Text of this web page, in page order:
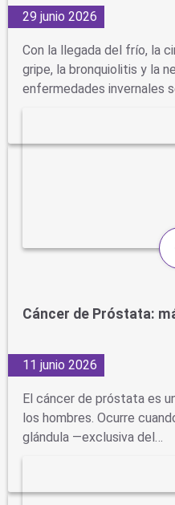
29 junio 2026
Con la llegada del frío, la
gripe, la bronquiolitis y la
enfermedades invernales
Cáncer de Próstata:
11 junio 2026
El cáncer de próstata es
los hombres. Ocurre
glándula —exclusiva del…